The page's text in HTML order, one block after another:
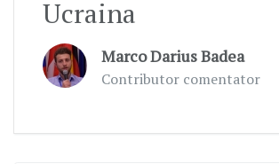
Ucraina
Marco Darius Badea
Contributor comentator